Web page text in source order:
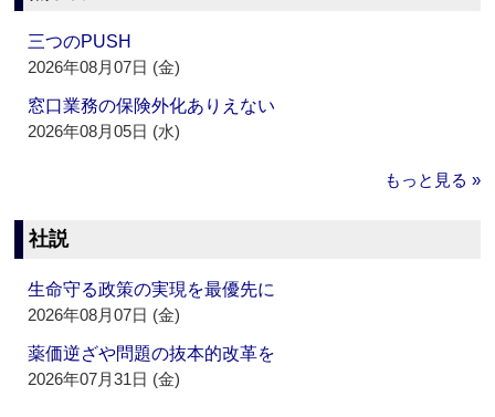
三つのPUSH
2026年08月07日 (金)
窓口業務の保険外化ありえない
2026年08月05日 (水)
もっと見る »
社説
生命守る政策の実現を最優先に
2026年08月07日 (金)
薬価逆ざや問題の抜本的改革を
2026年07月31日 (金)